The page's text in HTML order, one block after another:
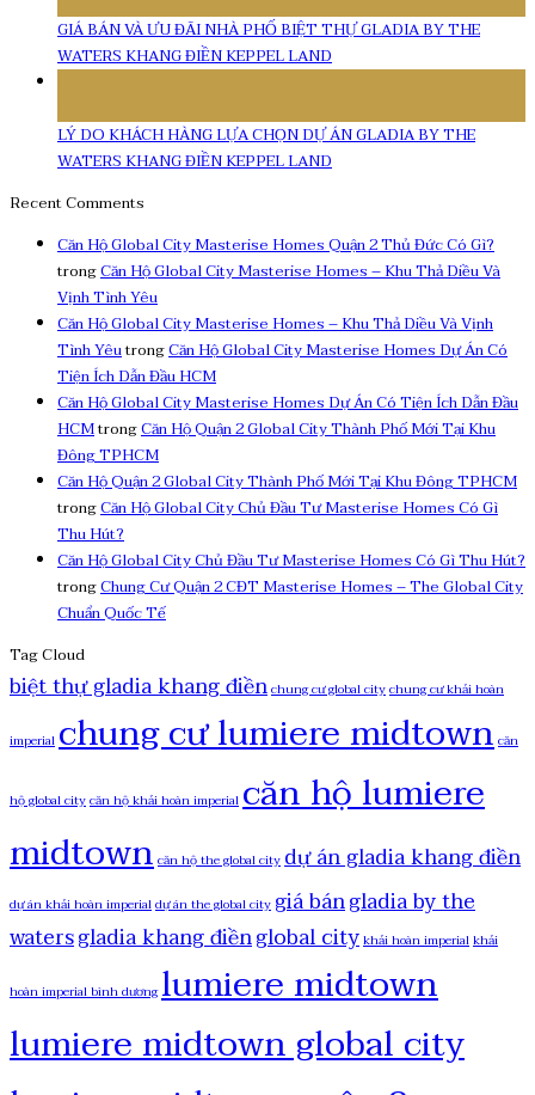
GIÁ BÁN VÀ ƯU ĐÃI NHÀ PHỐ BIỆT THỰ GLADIA BY THE
WATERS KHANG ĐIỀN KEPPEL LAND
LÝ DO KHÁCH HÀNG LỰA CHỌN DỰ ÁN GLADIA BY THE
WATERS KHANG ĐIỀN KEPPEL LAND
Recent Comments
Căn Hộ Global City Masterise Homes Quận 2 Thủ Đức Có Gì?
trongCăn Hộ Global City Masterise Homes – Khu Thả Diều Và
Vịnh Tình Yêu
Căn Hộ Global City Masterise Homes – Khu Thả Diều Và Vịnh
Tình YêutrongCăn Hộ Global City Masterise Homes Dự Án Có
Tiện Ích Dẫn Đầu HCM
Căn Hộ Global City Masterise Homes Dự Án Có Tiện Ích Dẫn Đầu
HCMtrongCăn Hộ Quận 2 Global City Thành Phố Mới Tại Khu
Đông TPHCM
Căn Hộ Quận 2 Global City Thành Phố Mới Tại Khu Đông TPHCM
trongCăn Hộ Global City Chủ Đầu Tư Masterise Homes Có Gì
Thu Hút?
Căn Hộ Global City Chủ Đầu Tư Masterise Homes Có Gì Thu Hút?
trongChung Cư Quận 2 CĐT Masterise Homes – The Global City
Chuẩn Quốc Tế
Tag Cloud
biệt thự gladia khang điềnchung cư global citychung cư khải hoàn
imperialchung cư lumiere midtowncăn
hộ global citycăn hộ khải hoàn imperialcăn hộ lumiere
midtowncăn hộ the global citydự án gladia khang điền
dự án khải hoàn imperialdự án the global city giá bángladia by the
watersgladia khang điềnglobal citykhải hoàn imperialkhải
hoàn imperial bình dươnglumiere midtown
lumiere midtown global city